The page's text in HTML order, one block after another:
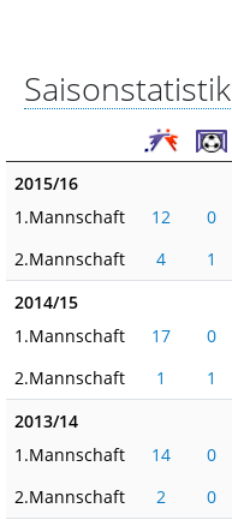
Saisonstatistik
2015/16
1.Mannschaft
12 0
2.Mannschaft
4 1
2014/15
1.Mannschaft
17 0
2.Mannschaft
1 1
2013/14
1.Mannschaft
14 0
2.Mannschaft
2 0